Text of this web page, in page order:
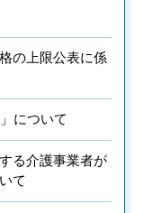
の上限公表に係
について
る介護事業者が
て